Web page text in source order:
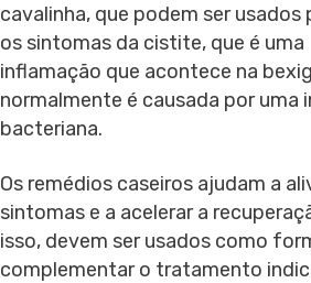
cavalinha, que podem ser usados
os sintomas da cistite, que é uma
inflamação que acontece na
normalmente é causada por uma
bacteriana.
Os remédios caseiros ajudam a
sintomas e a acelerar a
isso, devem ser usados como
complementar o tratamento